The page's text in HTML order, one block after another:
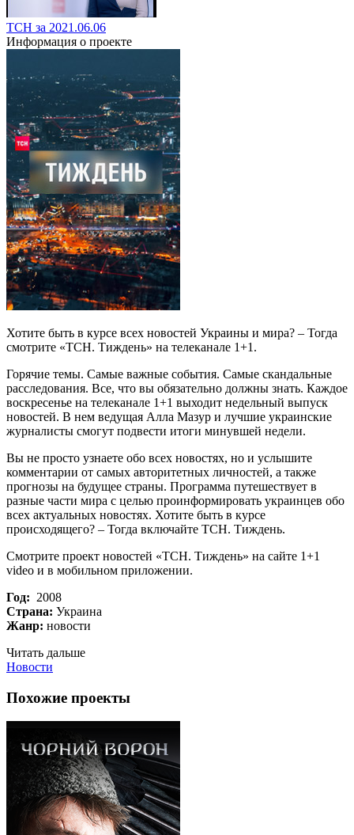
ТСН за 2021.06.06
Информация о проекте
Хотите быть в курсе всех новостей Украины и мира? – Тогда
смотрите «ТСН. Тиждень» на телеканале 1+1.
Горячие темы. Самые важные события. Самые скандальные
расследования. Все, что вы обязательно должны знать. Каждое
воскресенье на телеканале 1+1 выходит недельный выпуск
новостей. В нем ведущая Алла Мазур и лучшие украинские
журналисты смогут подвести итоги минувшей недели.
Вы не просто узнаете обо всех новостях, но и услышите
комментарии от самых авторитетных личностей, а также
прогнозы на будущее страны. Программа путешествует в
разные части мира с целью проинформировать украинцев обо
всех актуальных новостях. Хотите быть в курсе
происходящего? – Тогда включайте ТСН. Тиждень.
Смотрите проект новостей «ТСН. Тиждень» на сайте 1+1
video и в мобильном приложении.
Год: 2008
Страна: Украина
Жанр: новости
Читать дальше
Новости
Похожие проекты